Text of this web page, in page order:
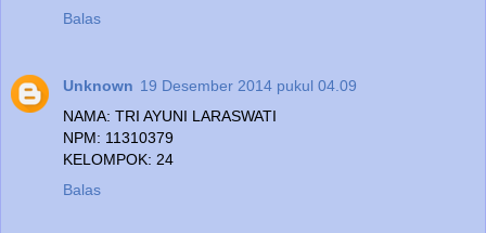
Balas
Unknown 19 Desember 2014 pukul 04.09
NAMA: TRI AYUNI LARASWATI
NPM: 11310379
KELOMPOK: 24
Balas